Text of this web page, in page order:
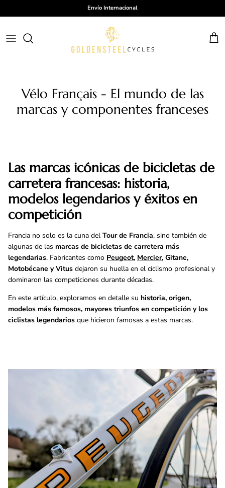
Envío Internacional
Vélo Français - El mundo de las
marcas y componentes franceses
Las marcas icónicas de bicicletas de
carretera francesas: historia,
modelos legendarios y éxitos en
competición
Francia no solo es la cuna del Tour de Francia, sino también de
algunas de las marcas de bicicletas de carretera más
legendarias. Fabricantes como Peugeot, Mercier, Gitane,
Motobécane y Vitus dejaron su huella en el ciclismo profesional y
dominaron las competiciones durante décadas.
En este artículo, exploramos en detalle su historia, origen,
modelos más famosos, mayores triunfos en competición y los
ciclistas legendarios que hicieron famosas a estas marcas.